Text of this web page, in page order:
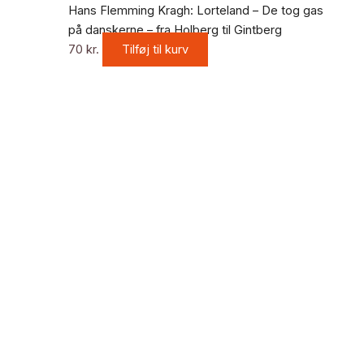
Hans Flemming Kragh: Lorteland – De tog gas
på danskerne – fra Holberg til Gintberg
70 kr. Tilføj til kurv